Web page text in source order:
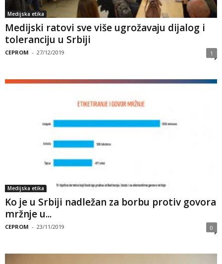
Medijska etika
Medijski ratovi sve više ugrožavaju dijalog i
toleranciju u Srbiji
CEPROM - 27/12/2019 1
Medijska etika
Ko je u Srbiji nadležan za borbu protiv govora
mržnje u...
CEPROM - 23/11/2019 0